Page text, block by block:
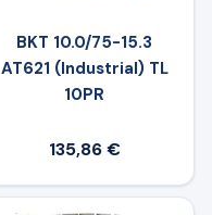
BKT 10.0/75-15.3
AT621 (Industrial) TL
10PR
135,86 €